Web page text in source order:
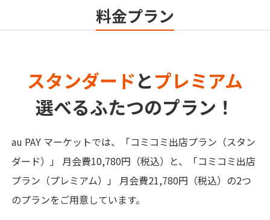
料金プラン
スタンダードとプレミアム
選べるふたつのプラン！
au PAY マーケットでは、「コミコミ出店プラン（スタン
ダード）」 月会費10,780円（税込）と、「コミコミ出店
プラン（プレミアム）」 月会費21,780円（税込）の2つ
のプランをご用意しています。